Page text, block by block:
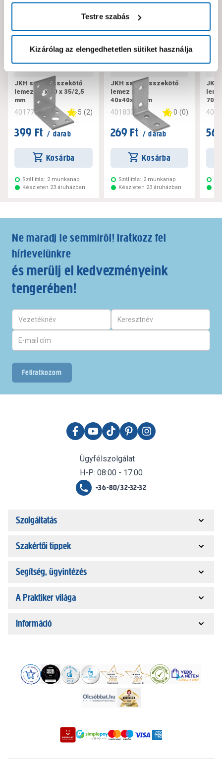
Testre szabás
Kizárólag az elengedhetetlen sütiket használja
JKH sarokösszekötő
lemez 50 x 50 x 35/2,5
mm
401779 5 (2)
399 Ft / darab
Kosárba
Szállítás: 2 munkanap
Készleten 23 áruházban
JKH sarokösszekötő
lemez perf.
40x40x20mm
401830 0 (0)
269 Ft / darab
Kosárba
Szállítás: 2 munkanap
Készleten 23 áruházban
JKH
Ne maradj le semmiről! Iratkozz fel
hírlevelünkre
és merülj el kedvezményeink
tengerében!
Feliratkozom
Ügyfélszolgálat
H-P: 08:00 - 17:00
+36-80/32-32-32
Szolgáltatás
Szakértői tippek
Segítség, ügyintézés
A Praktiker világa
Információ